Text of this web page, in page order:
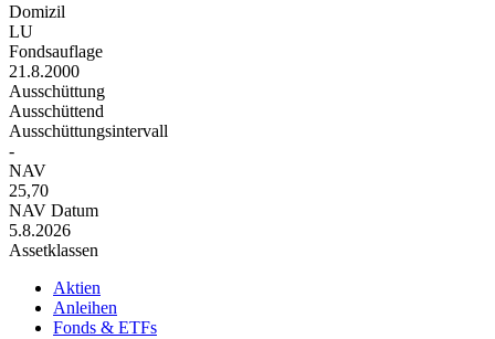
Domizil
LU
Fondsauflage
21.8.2000
Ausschüttung
Ausschüttend
Ausschüttungsintervall
-
NAV
25,70
NAV Datum
5.8.2026
Assetklassen
Aktien
Anleihen
Fonds & ETFs